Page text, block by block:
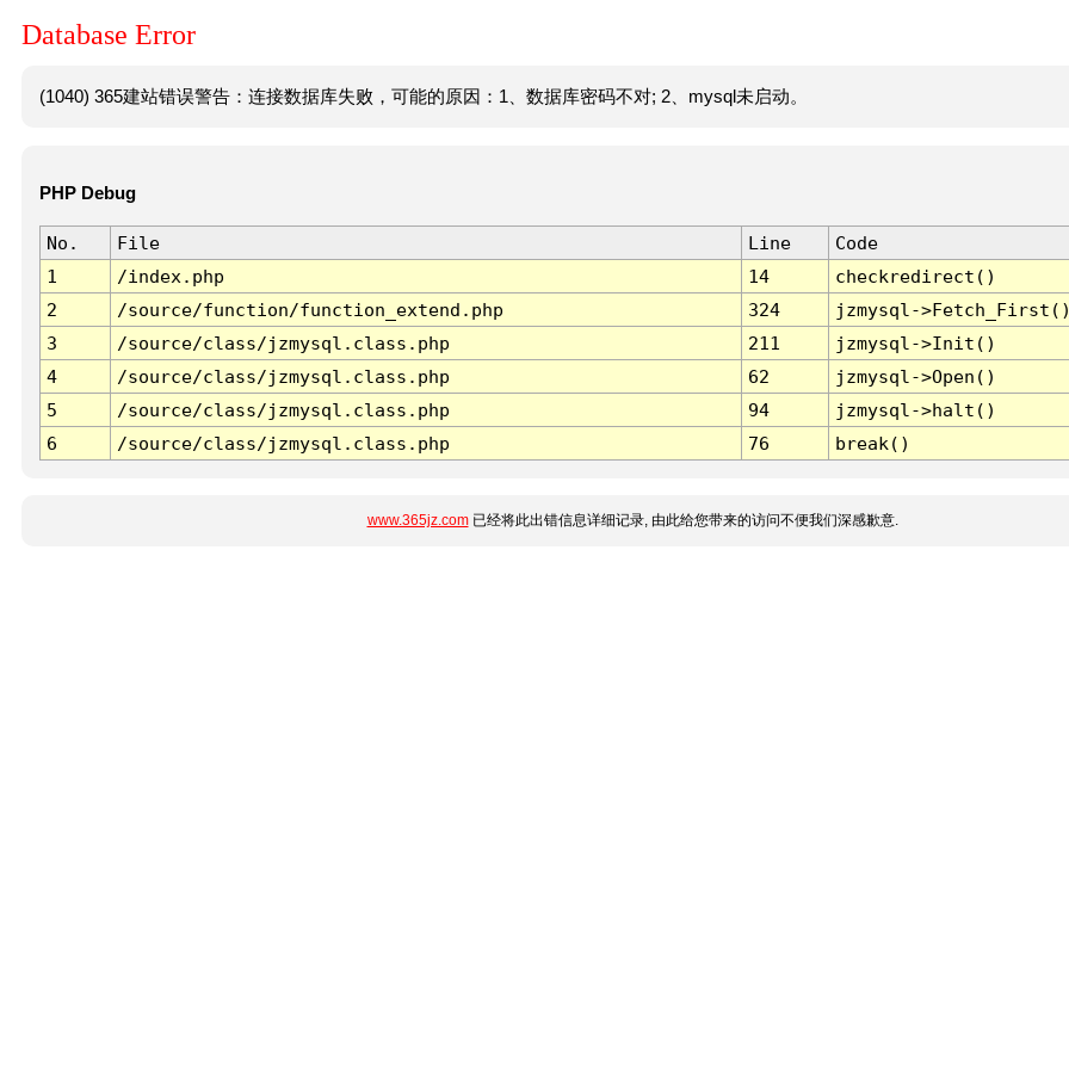
Database Error
(1040) 365建站错误警告：连接数据库失败，可能的原因：1、数据库密码不对; 2、mysql未启动。
PHP Debug
No. File Line
Code
1
/index.php 14
checkredirect()
2
/source/function/function_extend.php 324
jzmysql-
3
/source/class/jzmysql.class.php 211
jzmysql->Init()
4
/source/class/jzmysql.class.php 62
jzmysql->Open()
5
/source/class/jzmysql.class.php 94
jzmysql->halt()
6
/source/class/jzmysql.class.php 76 break()
www.365jz.com已经将此出错信息详细记录, 由此给您带来的访问不便我们深感歉意.